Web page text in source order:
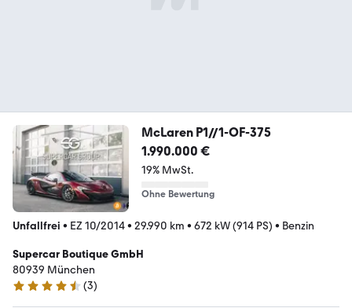
McLaren P1//1-OF-375
1.990.000 €
19% MwSt.
Ohne Bewertung
Unfallfrei • EZ 10/2014• 29.990 km • 672 kW (914 PS) • Benzin
Supercar Boutique GmbH
80939 München
4.3 Sterne
(3)